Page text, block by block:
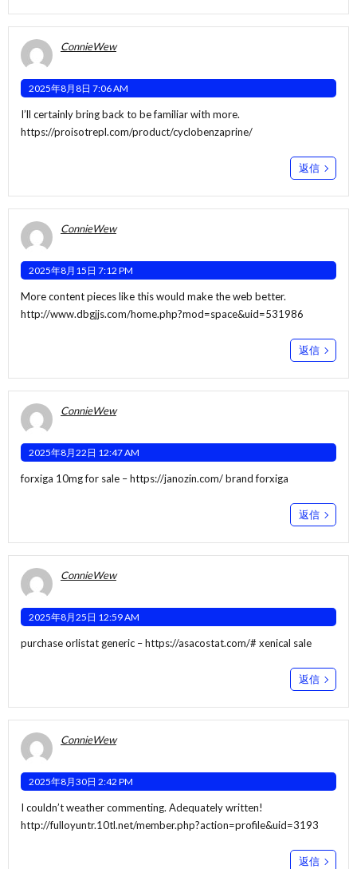
ConnieWew
2025年8月8日 7:06 AM
I’ll certainly bring back to be familiar with more.
https://proisotrepl.com/product/cyclobenzaprine/
返信
ConnieWew
2025年8月15日 7:12 PM
More content pieces like this would make the web better.
http://www.dbgjjs.com/home.php?mod=space&uid=531986
返信
ConnieWew
2025年8月22日 12:47 AM
forxiga 10mg for sale –https://janozin.com/brand forxiga
返信
ConnieWew
2025年8月25日 12:59 AM
purchase orlistat generic –https://asacostat.com/# xenical sale
返信
ConnieWew
2025年8月30日 2:42 PM
I couldn’t weather commenting. Adequately written!
http://fulloyuntr.10tl.net/member.php?action=profile&uid=3193
返信